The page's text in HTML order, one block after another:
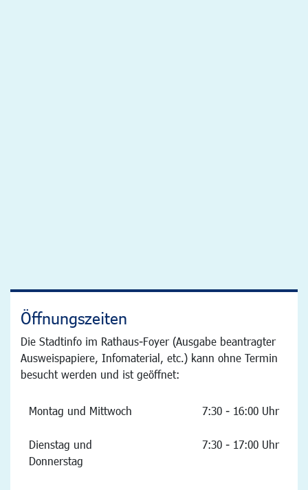
Öffnungszeiten
Die Stadtinfo im Rathaus-Foyer (Ausgabe beantragter
Ausweispapiere, Infomaterial, etc.) kann ohne Termin
besucht werden und ist geöffnet:
Montag und Mittwoch 7:30 - 16:00 Uhr
Dienstag und
Donnerstag
7:30 - 17:00 Uhr